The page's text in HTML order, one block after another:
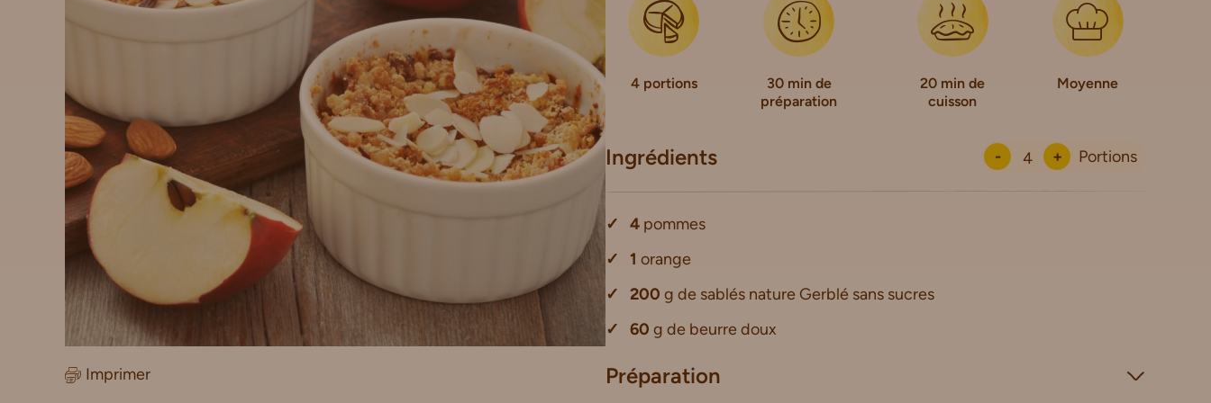
Imprimer
4 portions
30 min de
préparation
20 min de
cuisson
Moyenne
Ingrédients - + Portions
4 pommes
1 orange
200 g de sablés nature Gerblé sans sucres
60 g de beurre doux
Préparation